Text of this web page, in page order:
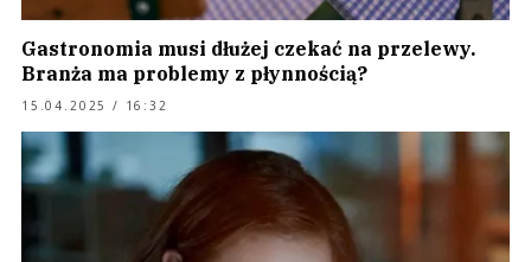
Gastronomia musi dłużej czekać na przelewy.
Branża ma problemy z płynnością?
15.04.2025 / 16:32